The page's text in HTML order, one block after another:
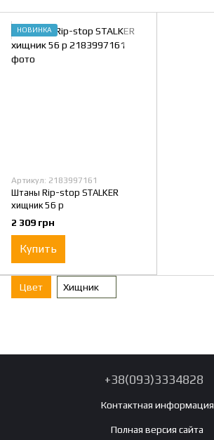
НОВИНКА
Артикул: 2183997161
Штаны Rip-stop STALKER
хищник 56 р
2 309 грн
Купить
Цвет Хищник
+38(093)3334828
Контактная информация
Полная версия сайта